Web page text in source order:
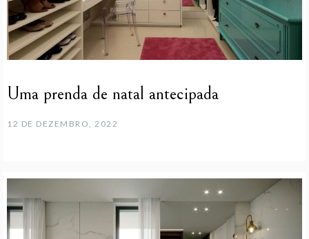
Uma prenda de natal antecipada
12 DE DEZEMBRO, 2022